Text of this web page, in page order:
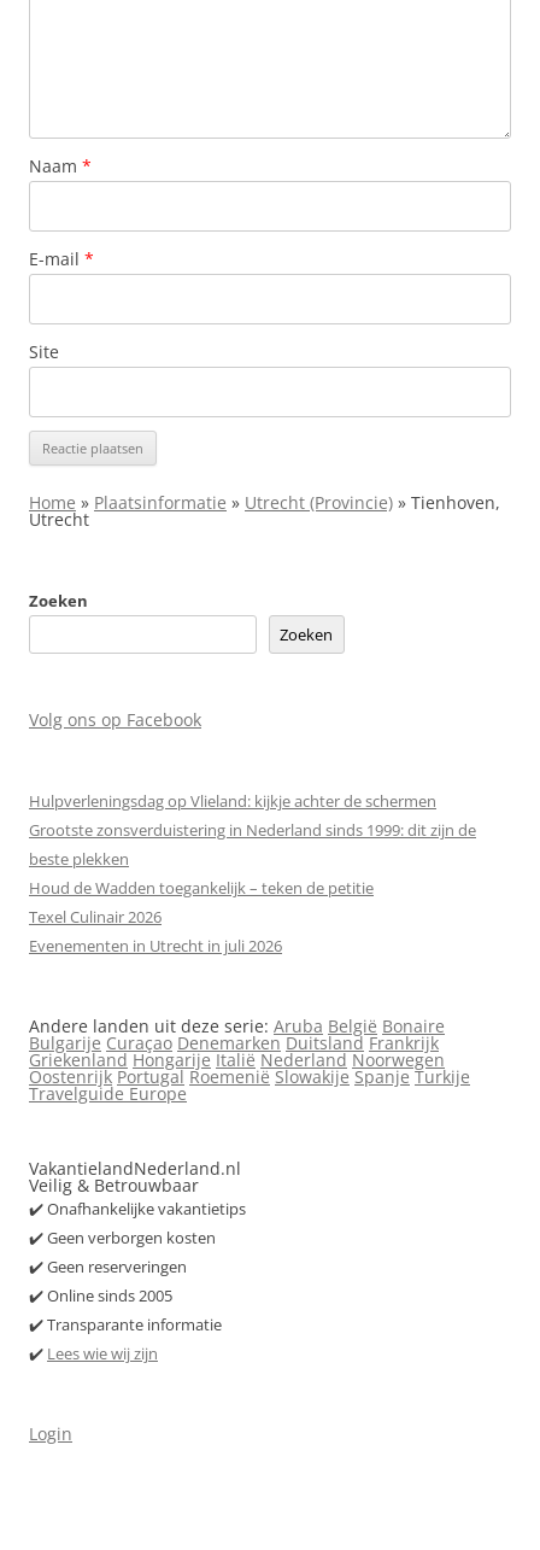
Naam *
E-mail *
Site
Home » Plaatsinformatie » Utrecht (Provincie) » Tienhoven,
Utrecht
Zoeken
Zoeken
Volg ons op Facebook
Hulpverleningsdag op Vlieland: kijkje achter de schermen
Grootste zonsverduistering in Nederland sinds 1999: dit zijn de
beste plekken
Houd de Wadden toegankelijk – teken de petitie
Texel Culinair 2026
Evenementen in Utrecht in juli 2026
Andere landen uit deze serie: Aruba België Bonaire
Bulgarije Curaçao Denemarken Duitsland Frankrijk
Griekenland Hongarije Italië Nederland Noorwegen
Oostenrijk Portugal Roemenië Slowakije Spanje Turkije
Travelguide Europe
VakantielandNederland.nl
Veilig & Betrouwbaar
✔️ Onafhankelijke vakantietips
✔️ Geen verborgen kosten
✔️ Geen reserveringen
✔️ Online sinds 2005
✔️ Transparante informatie
✔️ Lees wie wij zijn
Login